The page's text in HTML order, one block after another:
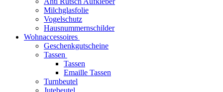
Milchglasfolie
Vogelschutz
Hausnummernschilder
Wohnaccessoires
Geschenkgutscheine
Tassen
Tassen
Emaille Tassen
Turnbeutel
Jutebeutel